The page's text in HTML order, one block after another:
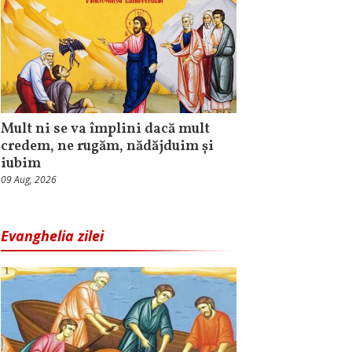
Mult ni se va împlini dacă mult
credem, ne rugăm, nădăjduim și
iubim
09 Aug, 2026
Evanghelia zilei